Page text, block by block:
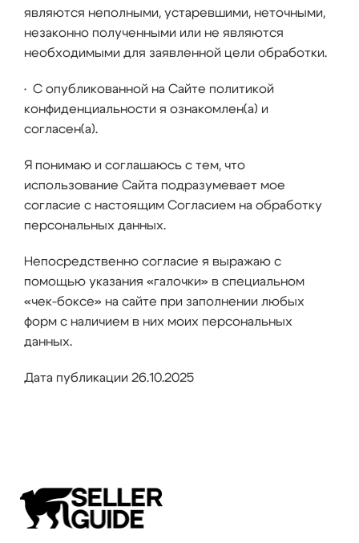
являются неполными, устаревшими, неточными,
незаконно полученными или не являются
необходимыми для заявленной цели обработки.
• С опубликованной на Сайте политикой
конфиденциальности я ознакомлен(а) и
согласен(а).
Я понимаю и соглашаюсь с тем, что
использование Сайта подразумевает мое
согласие с настоящим Согласием на обработку
персональных данных.
Непосредственно согласие я выражаю с
помощью указания «галочки» в специальном
«чек-боксе» на сайте при заполнении любых
форм с наличием в них моих персональных
данных.
Дата публикации 26.10.2025